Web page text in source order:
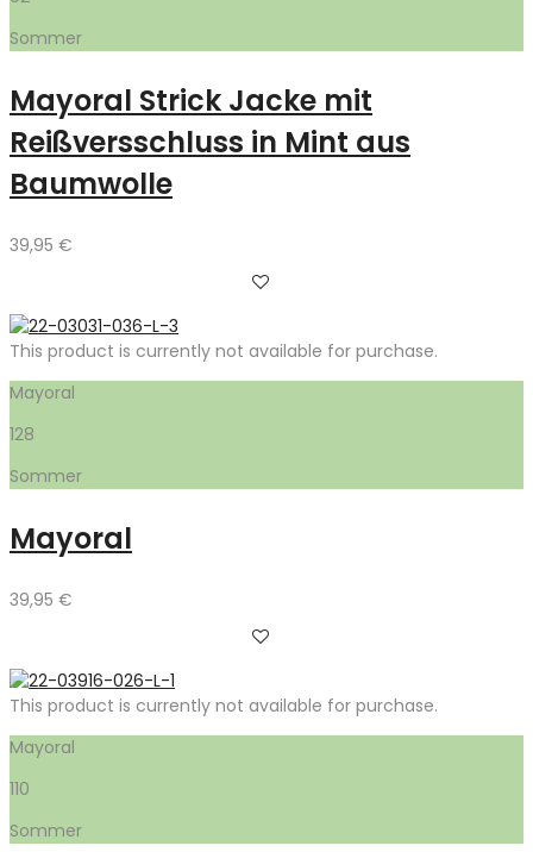
Sommer
Mayoral Strick Jacke mit
Reißversschluss in Mint aus
Baumwolle
39,95 €
This product is currently not available for purchase.
Mayoral
128
Sommer
Mayoral
39,95 €
This product is currently not available for purchase.
Mayoral
110
Sommer